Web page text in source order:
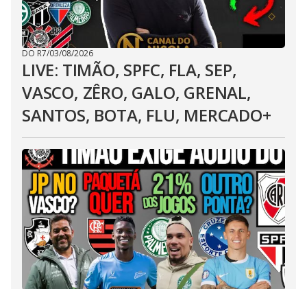
DO R7/03/08/2026
LIVE: TIMÃO, SPFC, FLA, SEP,
VASCO, ZÊRO, GALO, GRENAL,
SANTOS, BOTA, FLU, MERCADO+